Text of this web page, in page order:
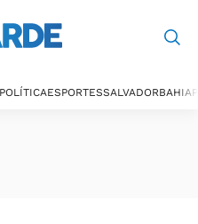
POLÍTICAESPORTESSALVADORBAHIA